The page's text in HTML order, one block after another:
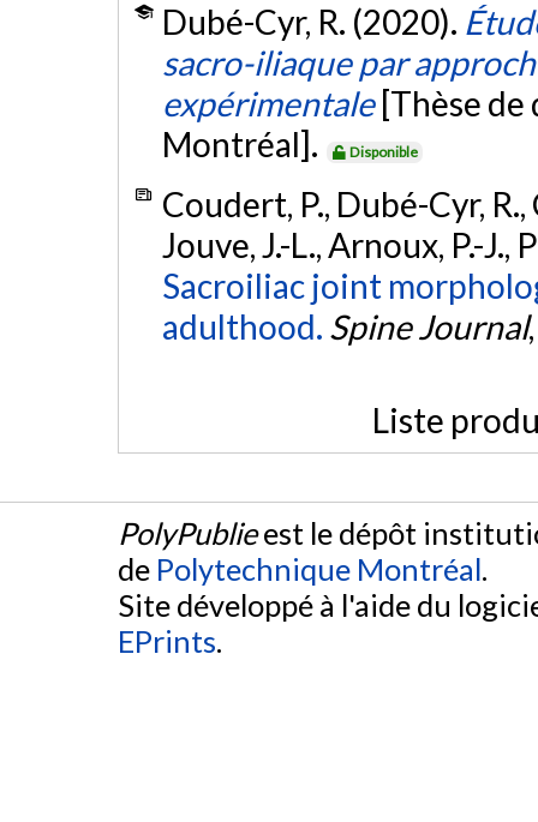
Dubé-Cyr, R. (2020).
sacro-iliaque par
expérimentale [Thèse
Montréal].
Disponible
Coudert, P., Dubé-Cyr,
Jouve, J.-L., Arnoux, P.-J.,
Sacroiliac joint
adulthood. Spine Journal
Liste
PolyPublieest le dépôt
de Polytechnique Montréal.
Site développé à l'aide du
EPrints.